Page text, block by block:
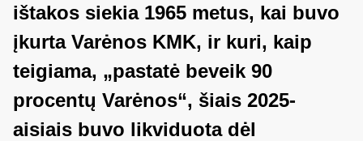
ištakos siekia 1965 metus, kai buvo
įkurta Varėnos KMK, ir kuri, kaip
teigiama, „pastatė beveik 90
procentų Varėnos“, šiais 2025-
aisiais buvo likviduota dėl